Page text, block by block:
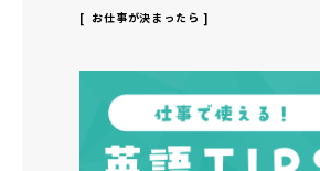
お仕事が決まったら